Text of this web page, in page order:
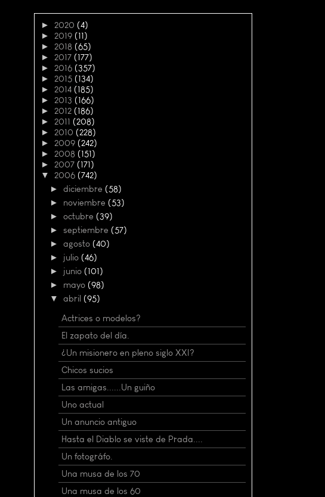
► 2020 (4)
► 2019 (11)
► 2018 (65)
► 2017 (177)
► 2016 (357)
► 2015 (134)
► 2014 (185)
► 2013 (166)
► 2012 (186)
► 2011 (208)
► 2010 (228)
► 2009 (242)
► 2008 (151)
► 2007 (171)
▼ 2006 (742)
► diciembre (58)
► noviembre (53)
► octubre (39)
► septiembre (57)
► agosto (40)
► julio (46)
► junio (101)
► mayo (98)
▼ abril (95)
Actrices o modelos?
El zapato del día.
¿Un misionero en pleno siglo XXI?
Chicos sucios
Las amigas......Un guiño
Uno actual
Un anuncio antiguo
Hasta el Diablo se viste de Prada....
Un fotográfo.
Una musa de los 70
Una musa de los 60